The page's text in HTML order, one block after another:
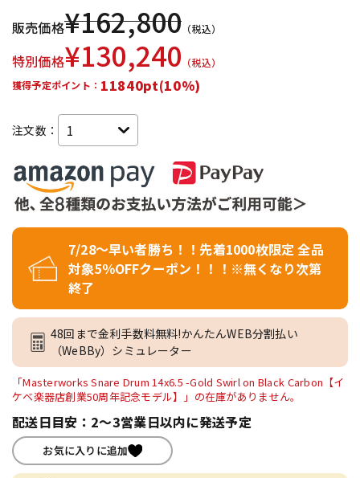
販売価格¥162,800 （税込）
特別価格¥130,240 （税込）
獲得予定ポイント： 11840pt(10%)
注文数：
7/28～早い者勝ち！！先着1000枚限定 全品
対象5％OFFクーポン！！！※無くなり次第
終了
48回まで金利手数料無料!かんたんWEB分割払い
（WeBBy）シミュレーター
「Masterworks Snare Drum 14x6.5 -Gold Swirl on Black Carbon【イ
ケベ楽器店創業50周年記念モデル】」の在庫がありません。
配送日目安：2～3営業日以内に発送予定
お気に入りに追加